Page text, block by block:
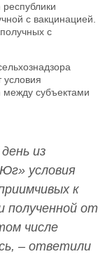
с вакцинацией.
с
субъектами
из
условия
к
полученной от
числе
– ответили